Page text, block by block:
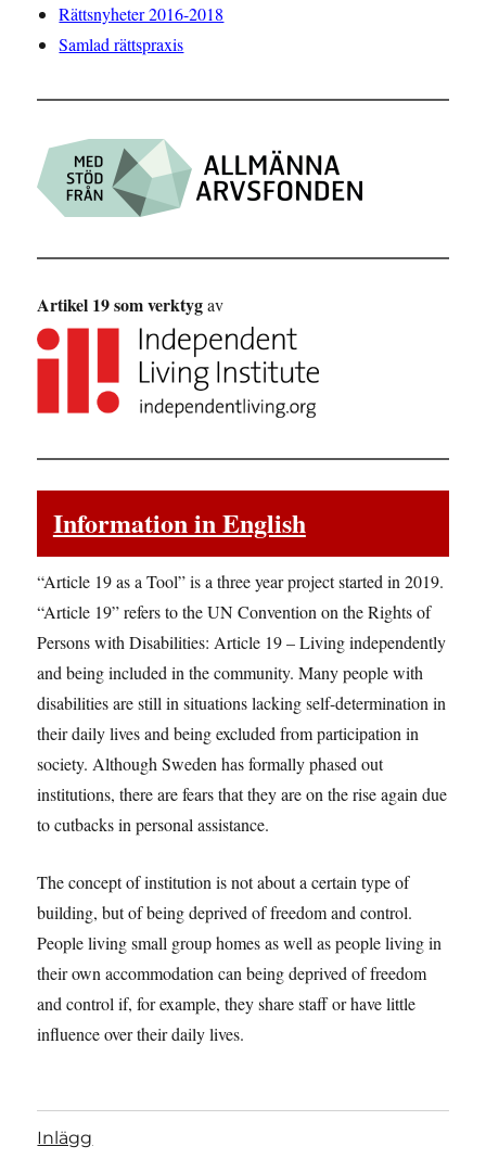
Rättsnyheter 2016-2018
Samlad rättspraxis
Artikel 19 som verktygav
Information in English
“Article 19 as a Tool” is a three year project started in 2019.
“Article 19” refers to the UN Convention on the Rights of
Persons with Disabilities: Article 19 – Living independently
and being included in the community. Many people with
disabilities are still in situations lacking self-determination in
their daily lives and being excluded from participation in
society. Although Sweden has formally phased out
institutions, there are fears that they are on the rise again due
to cutbacks in personal assistance.
The concept of institution is not about a certain type of
building, but of being deprived of freedom and control.
People living small group homes as well as people living in
their own accommodation can being deprived of freedom
and control if, for example, they share staff or have little
influence over their daily lives.
Inlägg